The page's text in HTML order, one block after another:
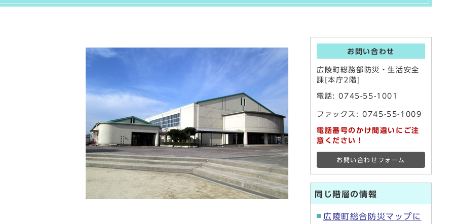
お問い合わせ
広陵町総務部防災・生活安全
課[本庁2階]
電話:0745-55-1001
ファックス: 0745-55-1009
電話番号のかけ間違いにご注
意ください！
お問い合わせフォーム
同じ階層の情報
広陵町総合防災マップに